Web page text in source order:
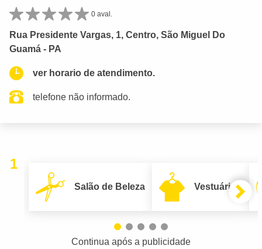
0 aval.
Rua Presidente Vargas, 1, Centro, São Miguel Do
Guamá - PA
ver horario de atendimento.
telefone não informado.
1
Salão de Beleza Vestuário
Continua após a publicidade